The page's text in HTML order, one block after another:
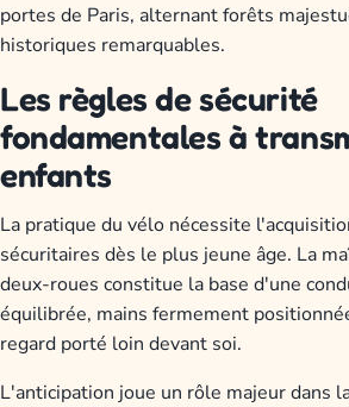
portes de Paris, alternant forêts
historiques remarquables.
Les règles de sécurité
fondamentales à
enfants
La pratique du vélo nécessite
sécuritaires dès le plus jeune âge. La
deux-roues constitue la base d'une
équilibrée, mains fermement
regard porté loin devant soi.
L'anticipation joue un rôle majeur dans